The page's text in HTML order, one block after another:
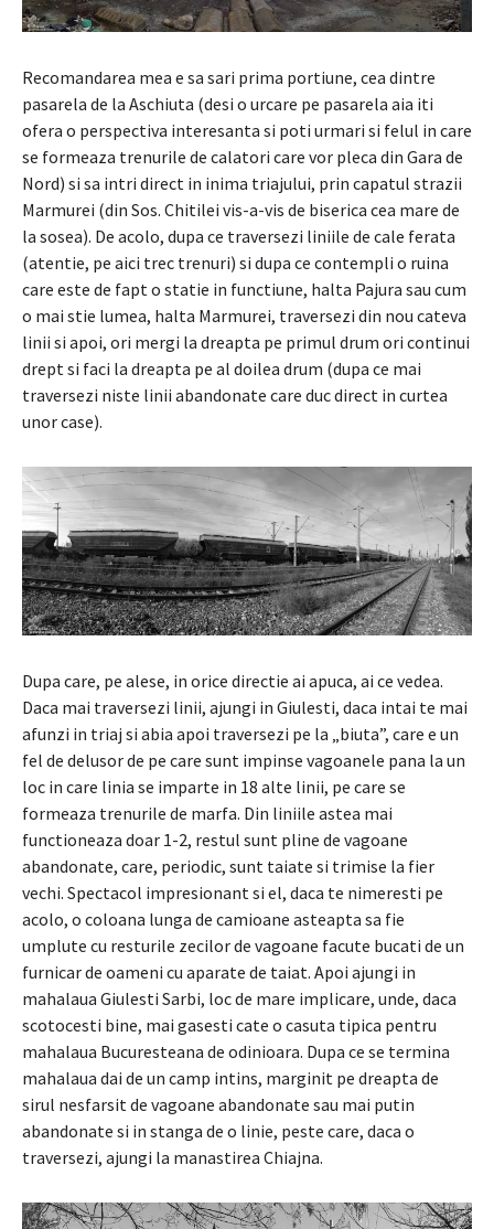
Recomandarea mea e sa sari prima portiune, cea dintre
pasarela de la Aschiuta (desi o urcare pe pasarela aia iti
ofera o perspectiva interesanta si poti urmari si felul in care
se formeaza trenurile de calatori care vor pleca din Gara de
Nord) si sa intri direct in inima triajului, prin capatul strazii
Marmurei (din Sos. Chitilei vis-a-vis de biserica cea mare de
la sosea). De acolo, dupa ce traversezi liniile de cale ferata
(atentie, pe aici trec trenuri) si dupa ce contempli o ruina
care este de fapt o statie in functiune, halta Pajura sau cum
o mai stie lumea, halta Marmurei, traversezi din nou cateva
linii si apoi, ori mergi la dreapta pe primul drum ori continui
drept si faci la dreapta pe al doilea drum (dupa ce mai
traversezi niste linii abandonate care duc direct in curtea
unor case).
Dupa care, pe alese, in orice directie ai apuca, ai ce vedea.
Daca mai traversezi linii, ajungi in Giulesti, daca intai te mai
afunzi in triaj si abia apoi traversezi pe la „biuta”, care e un
fel de delusor de pe care sunt impinse vagoanele pana la un
loc in care linia se imparte in 18 alte linii, pe care se
formeaza trenurile de marfa. Din liniile astea mai
functioneaza doar 1-2, restul sunt pline de vagoane
abandonate, care, periodic, sunt taiate si trimise la fier
vechi. Spectacol impresionant si el, daca te nimeresti pe
acolo, o coloana lunga de camioane asteapta sa fie
umplute cu resturile zecilor de vagoane facute bucati de un
furnicar de oameni cu aparate de taiat. Apoi ajungi in
mahalaua Giulesti Sarbi, loc de mare implicare, unde, daca
scotocesti bine, mai gasesti cate o casuta tipica pentru
mahalaua Bucuresteana de odinioara. Dupa ce se termina
mahalaua dai de un camp intins, marginit pe dreapta de
sirul nesfarsit de vagoane abandonate sau mai putin
abandonate si in stanga de o linie, peste care, daca o
traversezi, ajungi la manastirea Chiajna.